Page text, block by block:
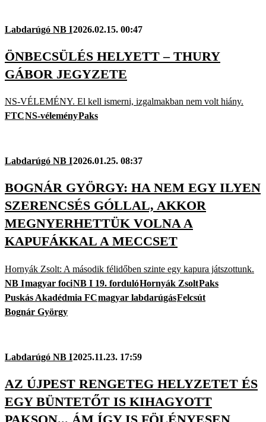
Labdarúgó NB I2026.02.15. 00:47
ÖNBECSÜLÉS HELYETT – THURY
GÁBOR JEGYZETE
NS-VÉLEMÉNY. El kell ismerni, izgalmakban nem volt hiány.
FTCNS-véleményPaks
Labdarúgó NB I2026.01.25. 08:37
BOGNÁR GYÖRGY: HA NEM EGY ILYEN
SZERENCSÉS GÓLLAL, AKKOR
MEGNYERHETTÜK VOLNA A
KAPUFÁKKAL A MECCSET
Hornyák Zsolt: A második félidőben szinte egy kapura játszottunk.
NB Imagyar fociNB I 19. fordulóHornyák ZsoltPaks
Puskás Akadédmia FCmagyar labdarúgásFelcsút
Bognár György
Labdarúgó NB I2025.11.23. 17:59
AZ ÚJPEST RENGETEG HELYZETET ÉS
EGY BÜNTETŐT IS KIHAGYOTT